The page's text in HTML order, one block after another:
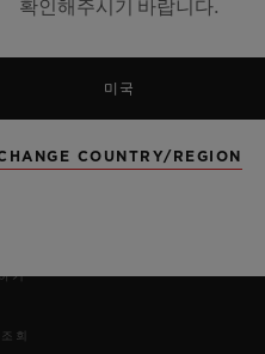
터
기
회
확인해주시기 바랍니다.
미국
COUNTRY/REGION